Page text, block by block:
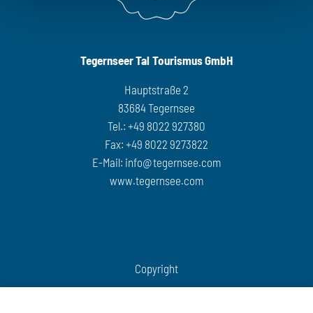
www.tegernsee.com/bergluftbekanntgegeben.
Tegernseer Tal Tourismus GmbH
Hauptstraße 2
83684 Tegernsee
Tel.: +49 8022 927380
Fax: +49 8022 9273822
E-Mail: info@tegernsee.com
www.tegernsee.com
Copyright